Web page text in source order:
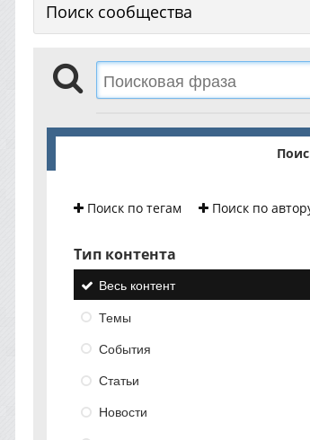
Поиск сообщества
Поиск по тегам Поиск по
Тип контента
Весь контент
Темы
События
Статьи
Новости